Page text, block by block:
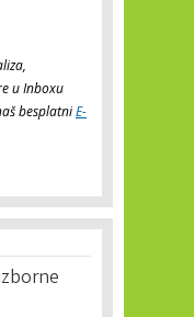
u Inboxu
besplatniE-